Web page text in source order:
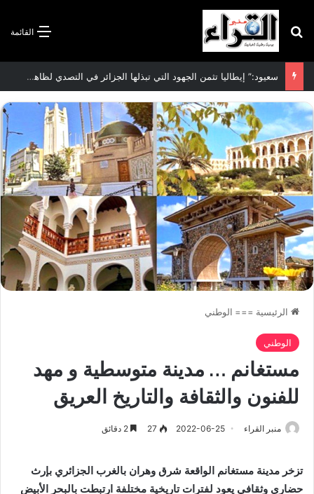
القائمة بحث عن
الاتفاقية الأممية بشأن تغير المناخ :الجزائر تودع مساهمتها الوطنية المحددة لسنة 2026
الرئيسية === الوطني
الوطني
مستغانم … مدينة متوسطية و مهد
للفنون والثقافة والتاريخ العريق
منبر القراء 2022-06-25
27
تزخر مدينة مستغانم الواقعة شرق وهران بالغرب الجزائري بإرث
حضاري وثقافي يعود لفترات تاريخية مختلفة ارتبطت بالبحر الأبيض